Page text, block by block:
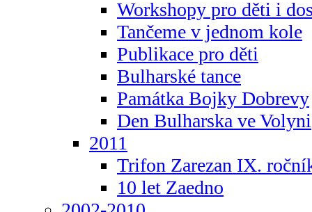
Workshopy pro děti i
Tančeme v jednom kole
Publikace pro děti
Bulharské tance
Památka Bojky Dobrevy
Den Bulharska ve Volyni
2011
Trifon Zarezan IX.
10 let Zaedno